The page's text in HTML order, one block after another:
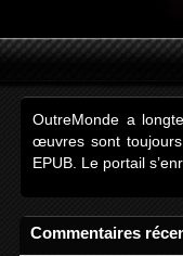
Commentaires
OutreMonde a
œuvres sont
EPUB. Le portail